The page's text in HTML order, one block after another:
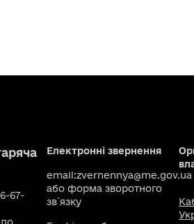
67-
Електронні звернення
email:zvernennya@me.gov.ua
або форма зворотного
зв`язку